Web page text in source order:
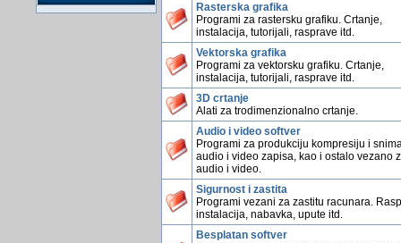
Rasterska grafika
Programi za rastersku grafiku. Crtanje,
instalacija, tutorijali, rasprave itd.
Vektorska grafika
Programi za vektorsku grafiku. Crtanje,
instalacija, tutorijali, rasprave itd.
3D crtanje
Alati za trodimenzionalno crtanje.
Audio i video softver
Programi za produkciju kompresiju i
audio i video zapisa, kao i ostalo vezano
audio i video.
Sigurnost i zastita
Programi vezani za zastitu racunara.
instalacija, nabavka, upute itd.
Besplatan softver